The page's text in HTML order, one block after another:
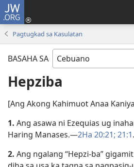
JW.ORG
Pagtugkad sa Kasulatan
BASAHA SA
Hepziba
[Ang Akong Kahimuot Anaa
1. Ang asawa ni Ezequias ug
Haring Manases.​—2Ha 20:21; 21:1.
2. Ang ngalang “Hepzi-ba”